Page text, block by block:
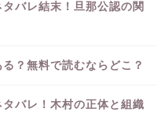
タバレ結末！旦那公認の関
？無料で読むならどこ？
タバレ！木村の正体と組織